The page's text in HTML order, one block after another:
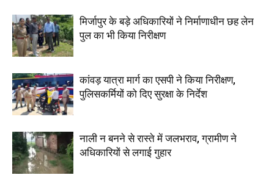
मिर्जापुर के बड़े अधिकारियों ने निर्माणाधीन छह लेन
पुल का भी किया निरीक्षण
कांवड़ यात्रा मार्ग का एसपी ने किया निरीक्षण,
पुलिसकर्मियों को दिए सुरक्षा के निर्देश
नाली न बनने से रास्ते में जलभराव, ग्रामीण ने
अधिकारियों से लगाई गुहार